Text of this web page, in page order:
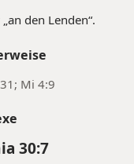
den Lenden“.
Mi 4:9
30:7